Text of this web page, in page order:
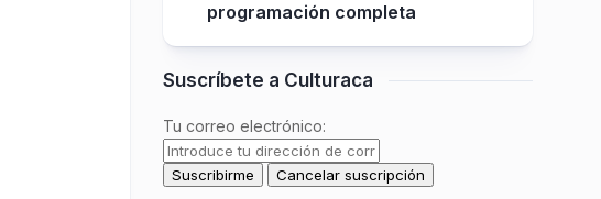
programación completa
Suscríbete a Culturaca
Tu correo electrónico: